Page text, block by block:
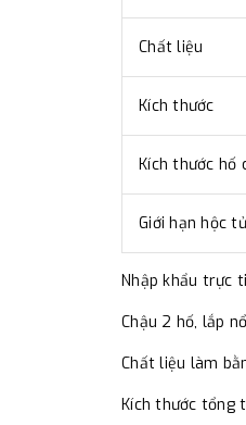
Chất liệu
Kích thước
Kích thước hố
Giới hạn hộc
Nhập khẩu trực
Chậu 2 hố, lắp
Chất liệu làm
Kích thước tổng